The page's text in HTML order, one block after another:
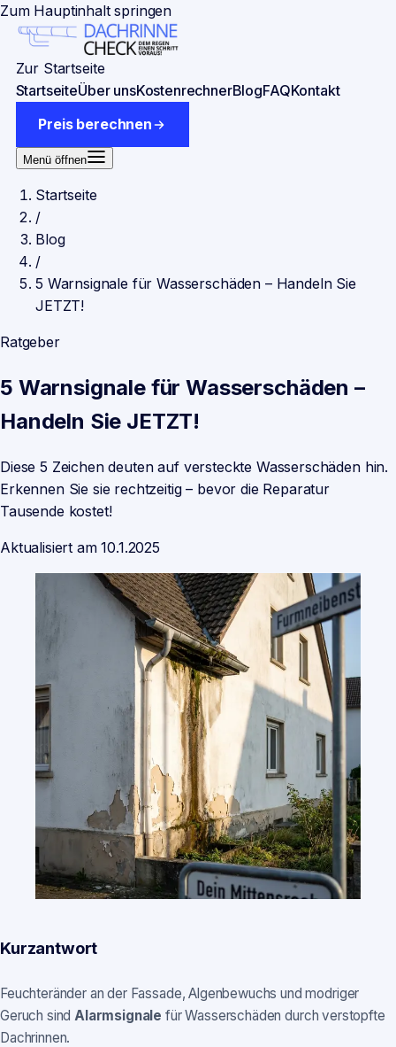
Zum Hauptinhalt springen
Zur Startseite
StartseiteÜber unsKostenrechnerBlogFAQKontakt
Preis berechnen
Menü öffnen
Startseite
/
Blog
/
5 Warnsignale für Wasserschäden – Handeln Sie
JETZT!
Ratgeber
5 Warnsignale für Wasserschäden –
Handeln Sie JETZT!
Diese 5 Zeichen deuten auf versteckte Wasserschäden hin.
Erkennen Sie sie rechtzeitig – bevor die Reparatur
Tausende kostet!
Aktualisiert am10.1.2025
Kurzantwort
Feuchteränder an der Fassade, Algenbewuchs und modriger
Geruch sindAlarmsignale für Wasserschäden durch verstopfte
Dachrinnen.